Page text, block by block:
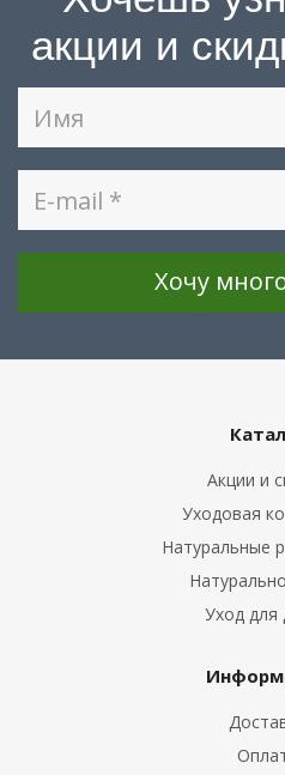
акции и
Акции и
Уходовая
Натуральные
Уход для